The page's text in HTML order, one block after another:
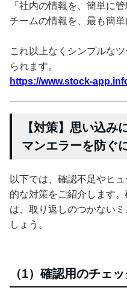
「社内の情報を、簡単に
チームの情報を、最も簡
これ以上なくシンプルな
られます。
https://www.stock-
【対策】思い込み
マンエラーを防ぐ
以下では、確認不足やヒ
的な対策をご紹介します
は、取り返しのつかない
しょう。
（1）確認用のチェ